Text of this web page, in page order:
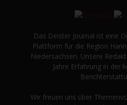
Das Deister Journal ist eine
Plattform für die Region
Niedersachsen. Unsere
Jahre Erfahrung in der
Wir freuen uns über